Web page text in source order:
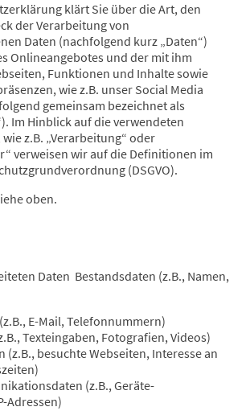
klärt Sie über die Art, den
der Verarbeitung von
Daten (nachfolgend kurz „Daten“)
Onlineangebotes und der mit ihm
Funktionen und Inhalte sowie
wie z.B. unser Social Media
gemeinsam bezeichnet als
Im Hinblick auf die verwendeten
z.B. „Verarbeitung“ oder
verweisen wir auf die Definitionen im
(DSGVO).
oben.
Daten Bestandsdaten (z.B., Namen,
E-Mail, Telefonnummern)
Texteingaben, Fotografien, Videos)
besuchte Webseiten, Interesse an
(z.B., Geräte-
Adressen)